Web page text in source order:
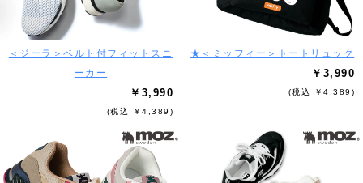
＜ジーラ＞ベルト付フィットスニ
ーカー
￥3,990
(税込 ￥4,389)
★＜ミッフィー＞トートリュック
￥3,990
(税込 ￥4,389)